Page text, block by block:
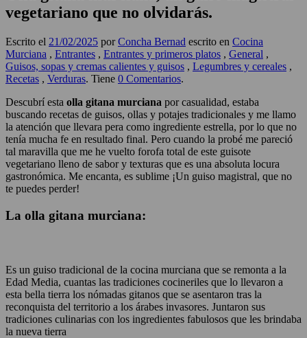
vegetariano que no olvidarás.
Escrito el 21/02/2025 porConcha Bernad escrito en Cocina
Murciana , Entrantes , Entrantes y primeros platos , General ,
Guisos, sopas y cremas calientes y guisos , Legumbres y cereales ,
Recetas , Verduras. Tiene 0 Comentarios.
Descubrí esta olla gitana murciana por casualidad, estaba
buscando recetas de guisos, ollas y potajes tradicionales y me llamo
la atención que llevara pera como ingrediente estrella, por lo que no
tenía mucha fe en resultado final. Pero cuando la probé me pareció
tal maravilla que me he vuelto forofa total de este guisote
vegetariano lleno de sabor y texturas que es una absoluta locura
gastronómica. Me encanta, es sublime ¡Un guiso magistral, que no
te puedes perder!
La olla gitana murciana:
Es un guiso tradicional de la cocina murciana que se remonta a la
Edad Media, cuantas las tradiciones cocineriles que lo llevaron a
esta bella tierra los nómadas gitanos que se asentaron tras la
reconquista del territorio a los árabes invasores. Juntaron sus
tradiciones culinarias con los ingredientes fabulosos que les brindaba
la nueva tierra